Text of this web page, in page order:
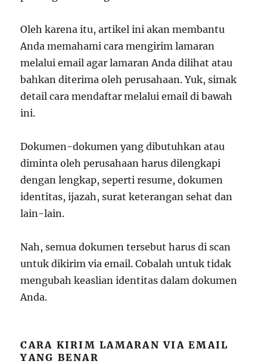
Oleh karena itu, artikel ini akan membantu
Anda memahami cara mengirim lamaran
melalui email agar lamaran Anda dilihat atau
bahkan diterima oleh perusahaan. Yuk, simak
detail cara mendaftar melalui email di bawah
ini.
Dokumen-dokumen yang dibutuhkan atau
diminta oleh perusahaan harus dilengkapi
dengan lengkap, seperti resume, dokumen
identitas, ijazah, surat keterangan sehat dan
lain-lain.
Nah, semua dokumen tersebut harus di scan
untuk dikirim via email. Cobalah untuk tidak
mengubah keaslian identitas dalam dokumen
Anda.
CARA KIRIM LAMARAN VIA EMAIL
YANG BENAR